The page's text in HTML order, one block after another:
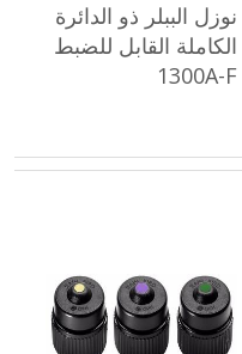
نوزل الببلر ذو الدائرة
الكاملة القابل للضبط
1300A-F